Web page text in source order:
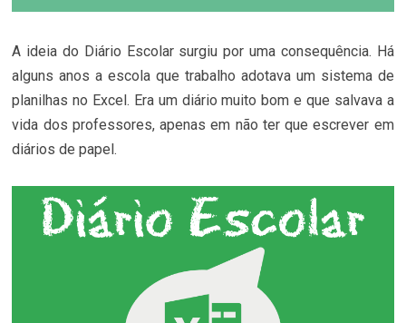
A ideia do Diário Escolar surgiu por uma consequência. Há
alguns anos a escola que trabalho adotava um sistema de
planilhas no Excel. Era um diário muito bom e que salvava a
vida dos professores, apenas em não ter que escrever em
diários de papel.